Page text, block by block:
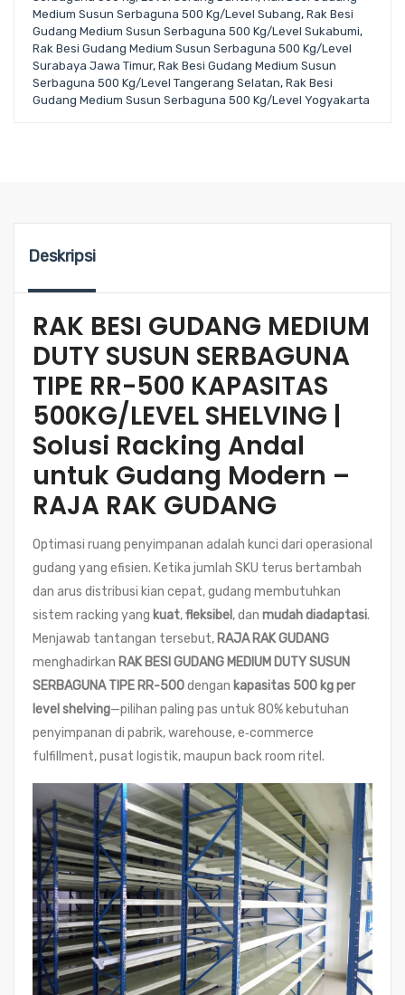
Medium Susun Serbaguna 500 Kg/Level Subang, Rak Besi
Gudang Medium Susun Serbaguna 500 Kg/Level Sukabumi,
Rak Besi Gudang Medium Susun Serbaguna 500 Kg/Level
Surabaya Jawa Timur, Rak Besi Gudang Medium Susun
Serbaguna 500 Kg/Level Tangerang Selatan, Rak Besi
Gudang Medium Susun Serbaguna 500 Kg/Level Yogyakarta
Deskripsi
RAK BESI GUDANG MEDIUM
DUTY SUSUN SERBAGUNA
TIPE RR-500 KAPASITAS
500KG/LEVEL SHELVING |
Solusi Racking Andal
untuk Gudang Modern –
RAJA RAK GUDANG
Optimasi ruang penyimpanan adalah kunci dari operasional
gudang yang efisien. Ketika jumlah SKU terus bertambah
dan arus distribusi kian cepat, gudang membutuhkan
sistem racking yang kuat,fleksibel , dan mudah diadaptasi.
Menjawab tantangan tersebut, RAJA RAK GUDANG
menghadirkan RAK BESI GUDANG MEDIUM DUTY SUSUN
SERBAGUNA TIPE RR-500dengan kapasitas 500 kg per
level shelving—pilihan paling pas untuk 80% kebutuhan
penyimpanan di pabrik, warehouse, e‑commerce
fulfillment, pusat logistik, maupun back room ritel.